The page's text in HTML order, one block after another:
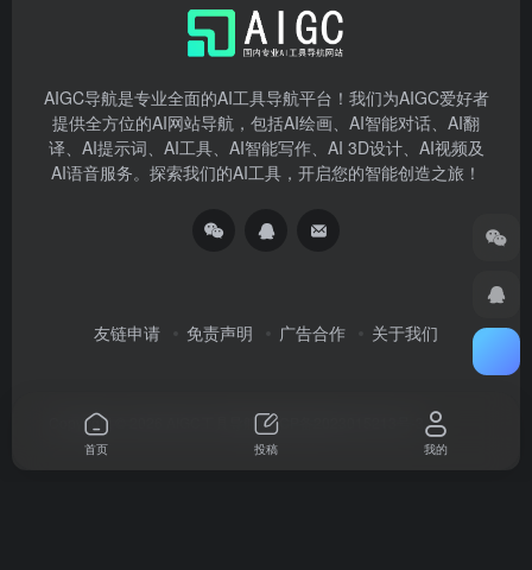
AIGC导航是专业全面的AI工具导航平台！我们为AIGC爱好者
提供全方位的AI网站导航，包括AI绘画、AI智能对话、AI翻
译、AI提示词、AI工具、AI智能写作、AI 3D设计、AI视频及
AI语音服务。探索我们的AI工具，开启您的智能创造之旅！
友链申请 免责声明 广告合作 关于我们
Copyright © 2026 AIGC工具导航湘ICP备2023015213号-3
首页 投稿 我的